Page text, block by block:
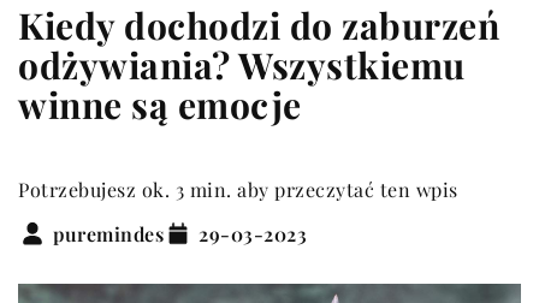
Kiedy dochodzi do zaburzeń
odżywiania? Wszystkiemu
winne są emocje
Potrzebujesz ok. 3 min. aby przeczytać ten wpis
puremindes
29-03-2023